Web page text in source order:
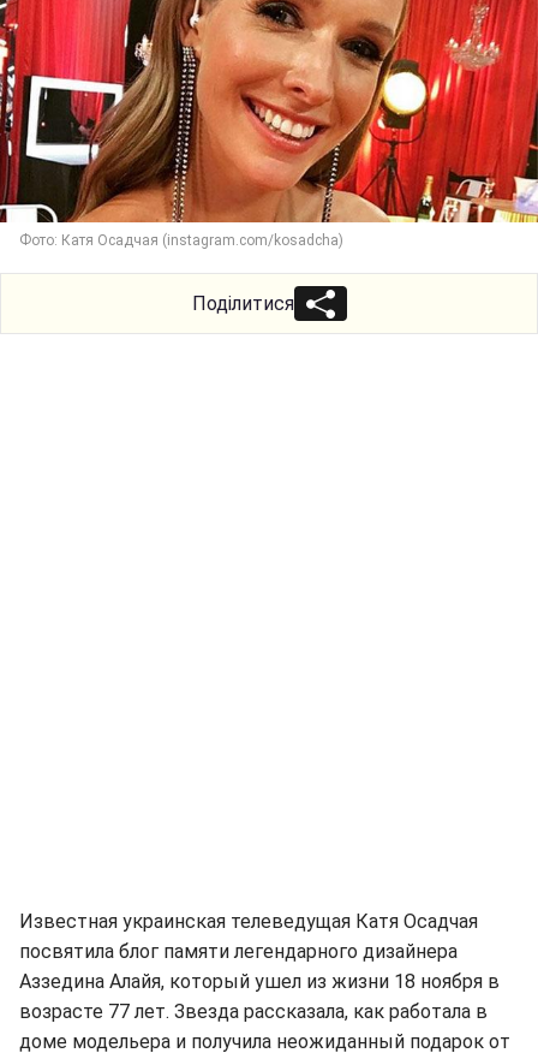
Фото: Катя Осадчая (instagram.com/kosadcha)
Поділитися
Известная украинская телеведущая Катя Осадчая
посвятила блог памяти легендарного дизайнера
Аззедина Алайя, который ушел из жизни 18 ноября в
возрасте 77 лет. Звезда рассказала, как работала в
доме модельера и получила неожиданный подарок от